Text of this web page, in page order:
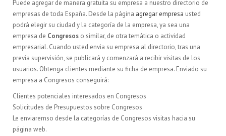
Puede agregar de manera gratuita su empresa a nuestro directorio de
empresas de toda España. Desde la página agregar empresa usted
podrá elegir su ciudad y la categoría de la empresa, ya sea una
empresa de Congresos o similar, de otra temática o actividad
empresarial. Cuando usted envia su empresa al directorio, tras una
previa supervisión, se publicará y comenzará a recibir visitas de los
usuarios. Obtenga clientes mediante su ficha de empresa. Enviado su
empresa a Congresos conseguirá:
Clientes potenciales interesados en Congresos
Solicitudes de Presupuestos sobre Congresos
Le enviaremso desde la categorías de Congresos visitas hacia su
página web.